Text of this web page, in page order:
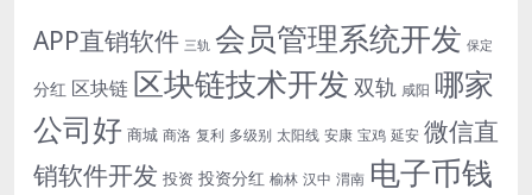
APP直销软件 三轨 会员管理系统开发 保定
分红 区块链 区块链技术开发 双轨 咸阳 哪家
公司好 商城 商洛 复利 多级别 太阳线 安康 宝鸡 延安 微信直
销软件开发 投资 投资分红 榆林 汉中 渭南 电子币钱